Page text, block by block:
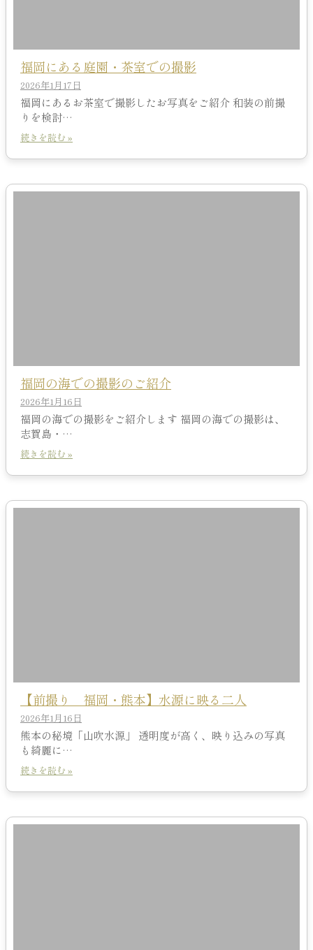
福岡にある庭園・茶室での撮影
2026年1月17日
福岡にあるお茶室で撮影したお写真をご紹介 和装の前撮
りを検討…
続きを読む »
福岡の海での撮影のご紹介
2026年1月16日
福岡の海での撮影をご紹介します 福岡の海での撮影は、
志賀島・…
続きを読む »
【前撮り 福岡・熊本】水源に映る二人
2026年1月16日
熊本の秘境「山吹水源」 透明度が高く、映り込みの写真
も綺麗に…
続きを読む »